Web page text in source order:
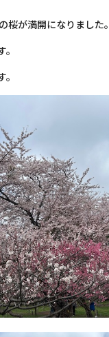
桜が満開になりました。